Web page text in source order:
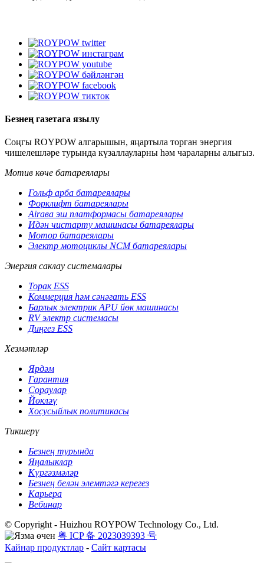
Безнең газетага язылу
Соңгы ROYPOW алгарышын, яңартыла торган энергия
чишелешләре турында күзаллауларны һәм чараларны алыгыз.
Мотив көче батареялары
Гольф арба батареялары
Форклифт батареялары
Airава эш платформасы батареялары
Идән чистарту машинасы батареялары
Мотор батареялары
Электр мотоциклы NCM батареялары
Энергия саклау системалары
Торак ESS
Коммерция һәм сәнәгать ESS
Барлык электрик APU йөк машинасы
RV электр системасы
Диңгез ESS
Хезмәтләр
Ярдәм
Гарантия
Сораулар
Йөкләү
Хосусыйлык политикасы
Тикшерү
Безнең турында
Яңалыклар
Күргәзмәләр
Безнең белән элемтәгә керегез
Карьера
Вебинар
© Copyright - Huizhou ROYPOW Technology Co., Ltd.
粤 ICP 备 2023039393 号
Кайнар продуктлар - Сайт картасы